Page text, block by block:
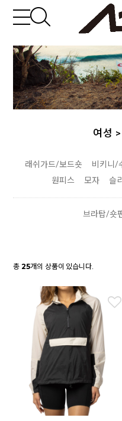
여성 >
래쉬가드/보드숏 비키니/
원피스
모자 슬
브라탑/숏
총25개의 상품이 있습니다.